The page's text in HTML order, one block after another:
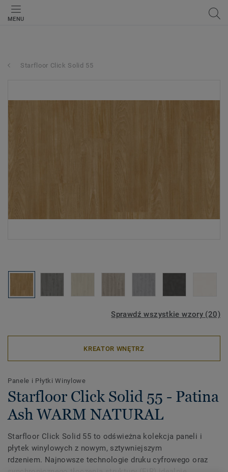
MENU
Starfloor Click Solid 55
Sprawdź wszystkie wzory (20)
KREATOR WNĘTRZ
Panele i Płytki Winylowe
Starfloor Click Solid 55 - Patina
Ash WARM NATURAL
Starfloor Click Solid 55 to odświeżna kolekcja paneli i
płytek winylowych z nowym, sztywniejszym
rdzeniem. Najnowsze technologie druku cyfrowego oraz